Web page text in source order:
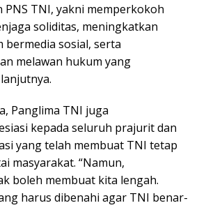
TNI, yakni memperkokoh
soliditas, meningkatkan
bermedia sosial, serta
melawan hukum yang
Panglima TNI juga
kepada seluruh prajurit dan
yang telah membuat TNI tetap
masyarakat. “Namun,
boleh membuat kita lengah.
harus dibenahi agar TNI benar-